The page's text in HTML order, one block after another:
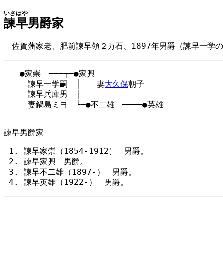
諫早
いさはや
男爵家
佐賀藩家老、肥前諫早領２万石、1897年男爵（諫早一学
●家崇　───┬─●家興
諫早一学嗣　│　　妻大久保朝子
諫早兵庫男　│
妻鍋島ミヨ　└─●不二雄　────●英雄
諫早男爵家
諫早家崇（1854-1912） 男爵。
諫早家興 男爵。
諫早不二雄（1897-） 男爵。
諫早英雄（1922-） 男爵。